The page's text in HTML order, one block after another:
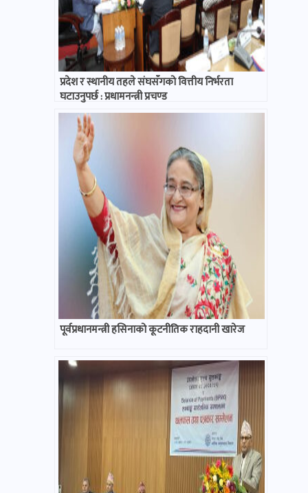
प्रदेश र स्थानीय तहले संघसँगको वित्तीय निर्भरता
घटाउनुपर्छ : प्रधामनन्त्री प्रचण्ड
पूर्वप्रधानमन्त्री हसिनाको कूटनीतिक राहदानी खारेज